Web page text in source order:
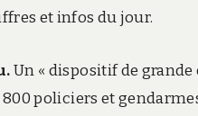
et infos du jour.
Un « dispositif de
800 policiers et